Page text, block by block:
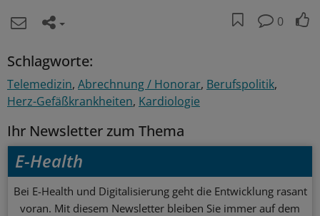
0
Schlagworte:
Telemedizin Abrechnung / Honorar Berufspolitik
Herz-Gefäßkrankheiten Kardiologie
Ihr Newsletter zum Thema
E-Health
Bei E-Health und Digitalisierung geht die Entwicklung rasant
voran. Mit diesem Newsletter bleiben Sie immer auf dem